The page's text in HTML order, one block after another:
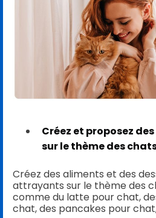
Créez et proposez
sur le thème des
Créez des aliments et des
attrayants sur le thème des
comme du latte pour chat,
chat, des pancakes pour